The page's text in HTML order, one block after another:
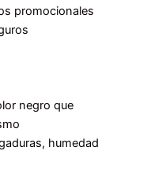
promocionales
negro que
humedad